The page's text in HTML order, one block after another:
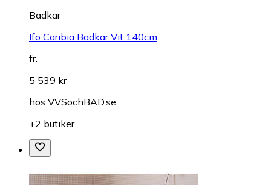
Badkar
Ifö Caribia Badkar Vit 140cm
fr.
5 539 kr
hos VVSochBAD.se
+2 butiker